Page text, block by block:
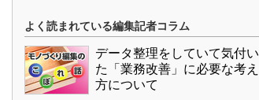
よく読まれている編集記者コラム
データ整理をしていて気付い
た「業務改善」に必要な考え
方について